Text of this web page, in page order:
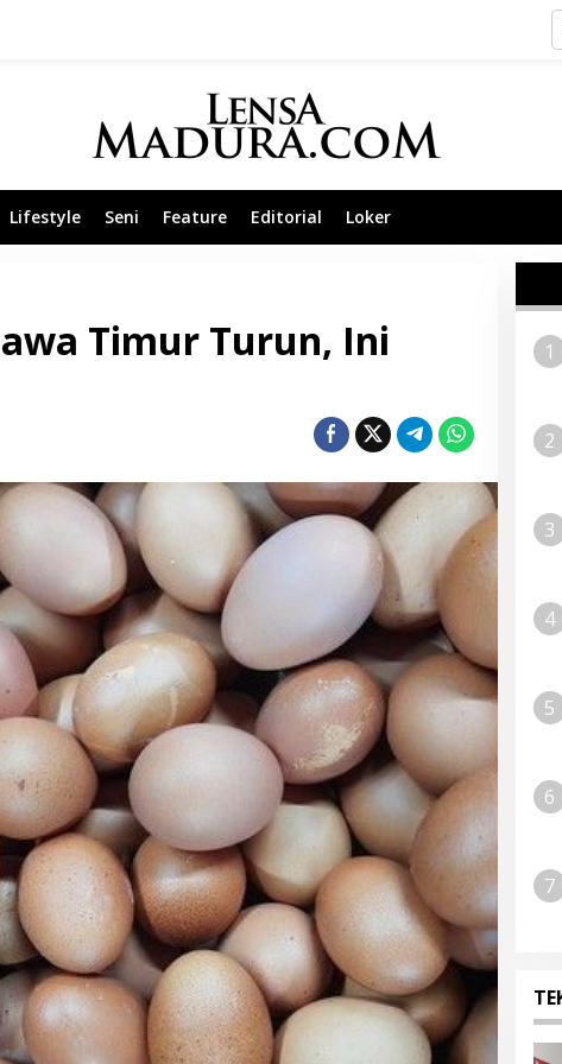
Lifestyle Seni Feature Editorial Loker
Timur Turun, Ini
1
2
3
4
5
6
7